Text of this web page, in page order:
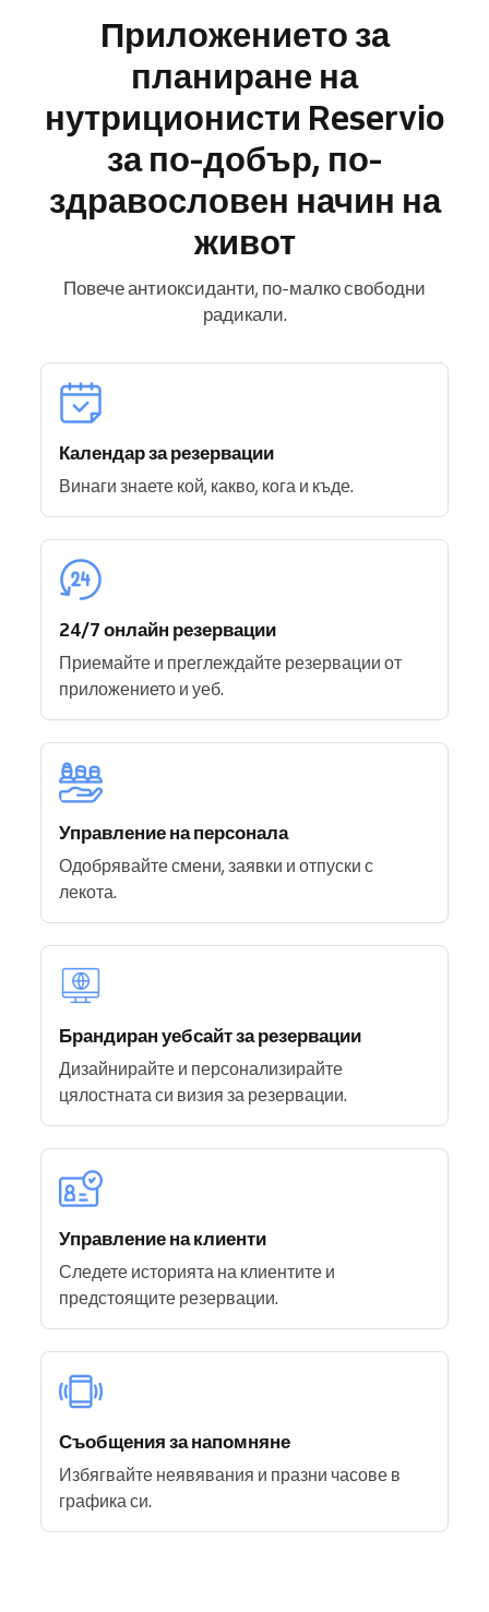
Приложението за
планиране на
нутриционисти Reservio
за по-добър, по-
здравословен начин на
живот
Повече антиоксиданти, по-малко свободни
радикали.
Календар за резервации
Винаги знаете кой, какво, кога и къде.
24/7 онлайн резервации
Приемайте и преглеждайте резервации от
приложението и уеб.
Управление на персонала
Одобрявайте смени, заявки и отпуски с
лекота.
Брандиран уебсайт за резервации
Дизайнирайте и персонализирайте
цялостната си визия за резервации.
Управление на клиенти
Следете историята на клиентите и
предстоящите резервации.
Съобщения за напомняне
Избягвайте неявявания и празни часове в
графика си.